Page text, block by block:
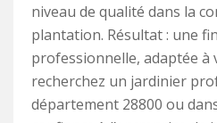
niveau de qualité dans la
plantation. Résultat : une
professionnelle, adaptée à
recherchez un jardinier
département 28800 ou